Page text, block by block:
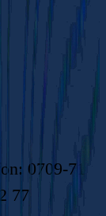
0709-71
77